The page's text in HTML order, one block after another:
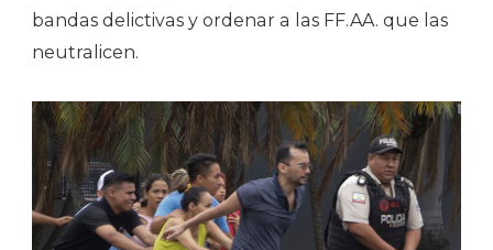
bandas delictivas y ordenar a las FF.AA. que las
neutralicen.